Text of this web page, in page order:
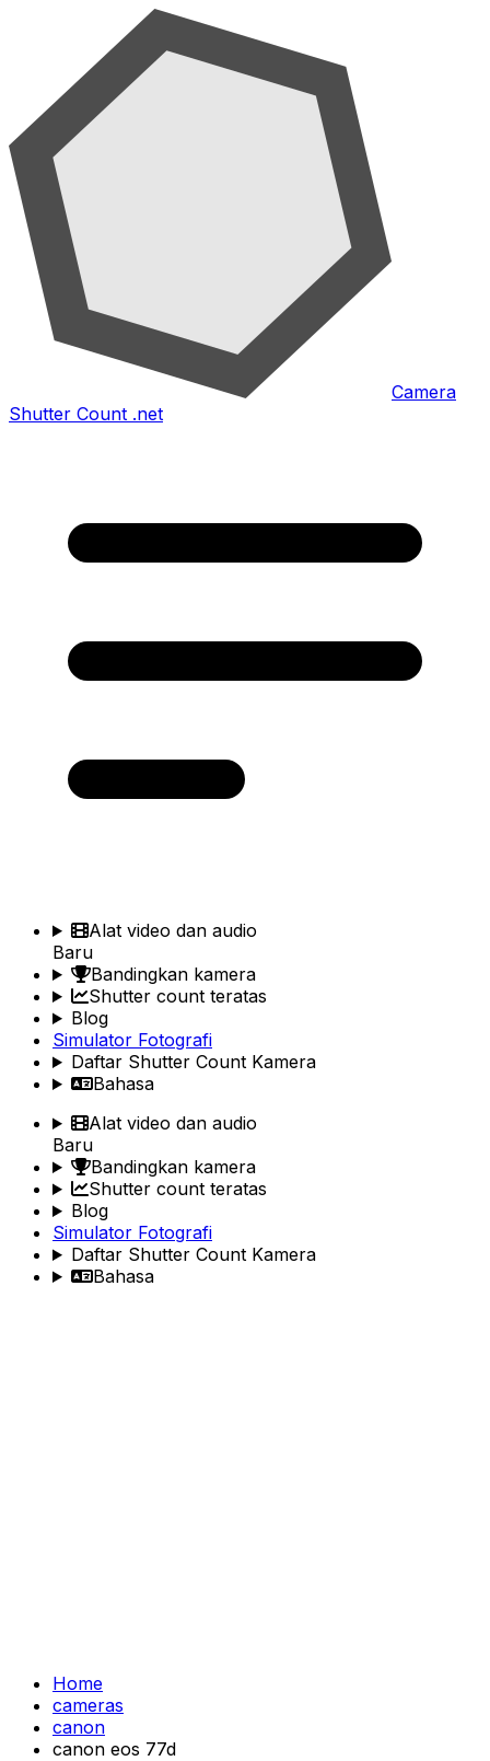
Camera
Shutter Count .net
Alat video dan audio
Baru
Bandingkan kamera
Shutter count teratas
Blog
Simulator Fotografi
Daftar Shutter Count Kamera
Bahasa
Alat video dan audio
Baru
Bandingkan kamera
Shutter count teratas
Blog
Simulator Fotografi
Daftar Shutter Count Kamera
Bahasa
Home
cameras
canon
canon eos 77d